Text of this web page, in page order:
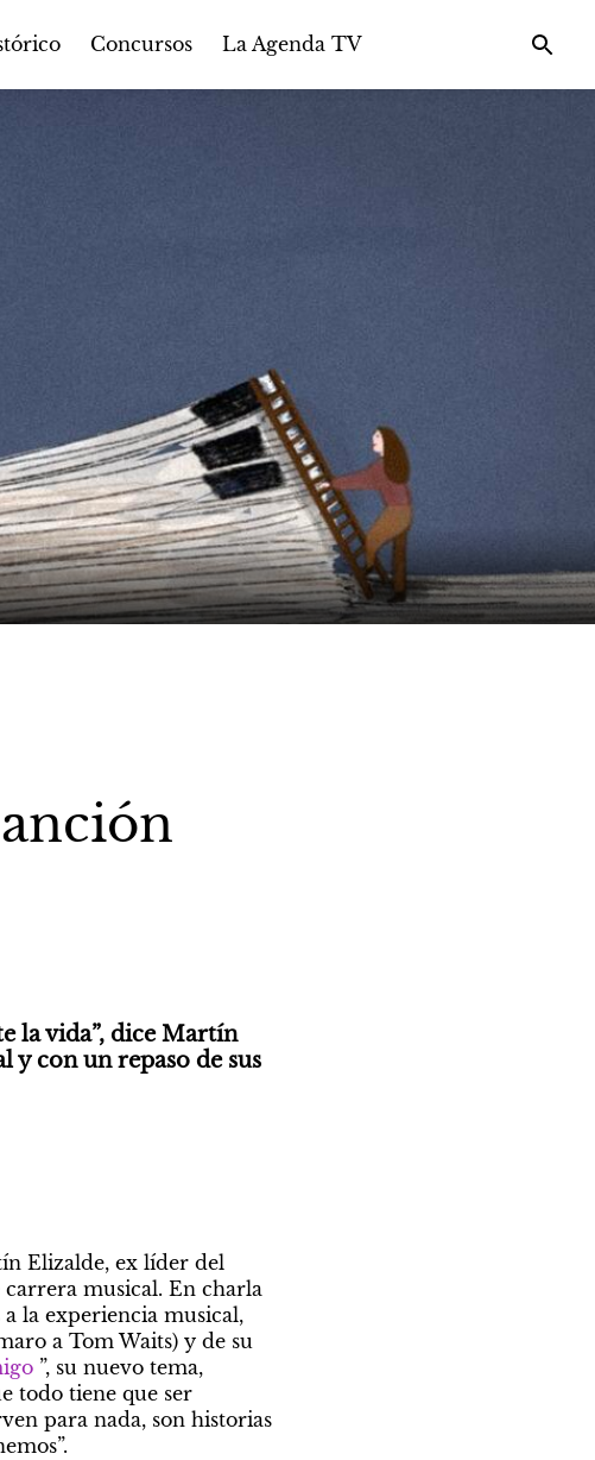
Concursos La Agenda TV
la vida”, dice Martín
y con un repaso de sus
Elizalde, ex líder del
carrera musical. En charla
la experiencia musical,
a Tom Waits) y de su
”, su nuevo tema,
todo tiene que ser
para nada, son historias